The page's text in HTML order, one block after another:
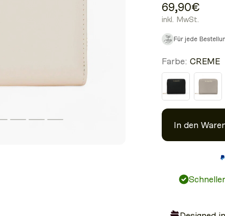
69,90€
inkl. MwSt.
Für jede
Farbe: CREME
In den